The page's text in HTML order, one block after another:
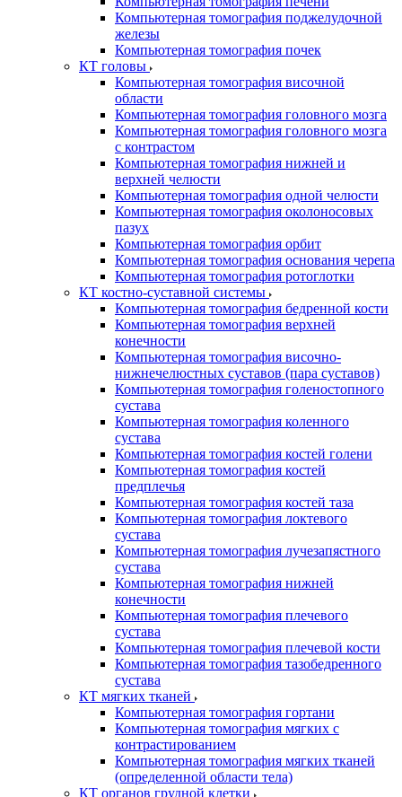
Компьютерная томография поджелудочной
железы
Компьютерная томография почек
КТ головы
Компьютерная томография височной
области
Компьютерная томография головного мозга
Компьютерная томография головного мозга
с контрастом
Компьютерная томография нижней и
верхней челюсти
Компьютерная томография одной челюсти
Компьютерная томография околоносовых
пазух
Компьютерная томография орбит
Компьютерная томография основания черепа
Компьютерная томография ротоглотки
КТ костно-суставной системы
Компьютерная томография бедренной кости
Компьютерная томография верхней
конечности
Компьютерная томография височно-
нижнечелюстных суставов (пара суставов)
Компьютерная томография голеностопного
сустава
Компьютерная томография коленного
сустава
Компьютерная томография костей голени
Компьютерная томография костей
предплечья
Компьютерная томография костей таза
Компьютерная томография локтевого
сустава
Компьютерная томография лучезапястного
сустава
Компьютерная томография нижней
конечности
Компьютерная томография плечевого
сустава
Компьютерная томография плечевой кости
Компьютерная томография тазобедренного
сустава
КТ мягких тканей
Компьютерная томография гортани
Компьютерная томография мягких с
контрастированием
Компьютерная томография мягких тканей
(определенной области тела)
КТ органов грудной клетки